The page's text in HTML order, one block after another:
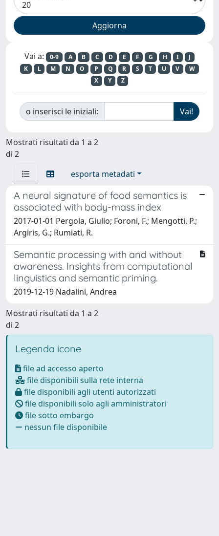
Vai a: 0-9 A B C D E F G H I
J
K
L M N O P Q R S T U V
W
X
Y Z
o inserisci le iniziali:
Mostrati risultati da 1 a 2
di 2
esporta metadati
A neural signature of food semantics is
associated with body-mass index
2017-01-01 Pergola, Giulio; Foroni, F.; Mengotti, P.;
Argiris, G.; Rumiati, R.
Semantic processing with and without
awareness. Insights from computational
linguistics and semantic priming.
2019-12-19 Nadalini, Andrea
Mostrati risultati da 1 a 2
di 2
Legenda icone
file ad accesso aperto
file disponibili sulla rete interna
file disponibili agli utenti autorizzati
file disponibili solo agli amministratori
file sotto embargo
nessun file disponibile